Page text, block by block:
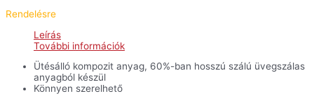
Rendelésre
Leírás
További információk
Ütésálló kompozit anyag, 60%-ban hosszú szálú üvegszálas
anyagból készül
Könnyen szerelhető